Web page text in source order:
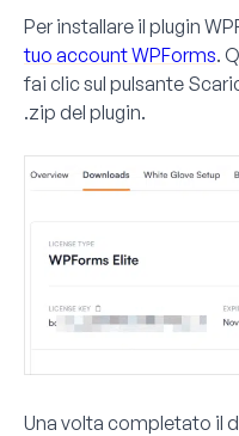
Per installare il plugin
tuo account WPForms.
fai clic sul pulsante
.zip del plugin.
Una volta completato il